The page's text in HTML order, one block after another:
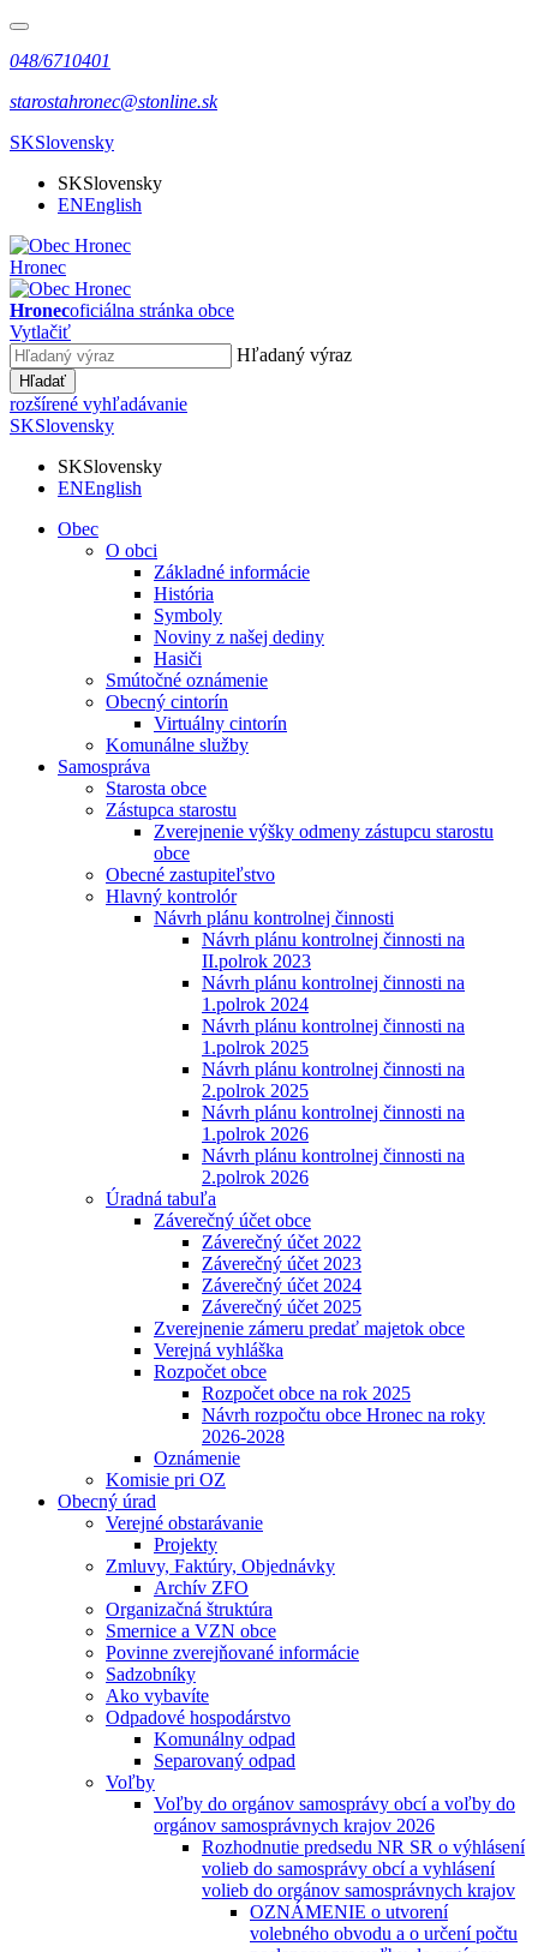
048/6710401
starostahronec@stonline.sk
SKSlovensky
SKSlovensky
ENEnglish
Hronec
Hronecoficiálna stránka obce
Vytlačiť
Hľadaný výraz
Hľadať
rozšírené vyhľadávanie
SKSlovensky
SKSlovensky
ENEnglish
Obec
O obci
Základné informácie
História
Symboly
Noviny z našej dediny
Hasiči
Smútočné oznámenie
Obecný cintorín
Virtuálny cintorín
Komunálne služby
Samospráva
Starosta obce
Zástupca starostu
Zverejnenie výšky odmeny zástupcu starostu
obce
Obecné zastupiteľstvo
Hlavný kontrolór
Návrh plánu kontrolnej činnosti
Návrh plánu kontrolnej činnosti na
II.polrok 2023
Návrh plánu kontrolnej činnosti na
1.polrok 2024
Návrh plánu kontrolnej činnosti na
1.polrok 2025
Návrh plánu kontrolnej činnosti na
2.polrok 2025
Návrh plánu kontrolnej činnosti na
1.polrok 2026
Návrh plánu kontrolnej činnosti na
2.polrok 2026
Úradná tabuľa
Záverečný účet obce
Záverečný účet 2022
Záverečný účet 2023
Záverečný účet 2024
Záverečný účet 2025
Zverejnenie zámeru predať majetok obce
Verejná vyhláška
Rozpočet obce
Rozpočet obce na rok 2025
Návrh rozpočtu obce Hronec na roky
2026-2028
Oznámenie
Komisie pri OZ
Obecný úrad
Verejné obstarávanie
Projekty
Zmluvy, Faktúry, Objednávky
Archív ZFO
Organizačná štruktúra
Smernice a VZN obce
Povinne zverejňované informácie
Sadzobníky
Ako vybavíte
Odpadové hospodárstvo
Komunálny odpad
Separovaný odpad
Voľby
Voľby do orgánov samosprávy obcí a voľby do
orgánov samosprávnych krajov 2026
Rozhodnutie predsedu NR SR o výhlásení
volieb do samosprávy obcí a vyhlásení
volieb do orgánov samosprávnych krajov
OZNÁMENIE o utvorení
volebného obvodu a o určení počtu